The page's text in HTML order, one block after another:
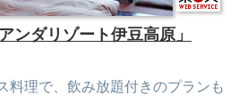
ンダリゾート伊豆高原」
料理で、飲み放題付きのプランも